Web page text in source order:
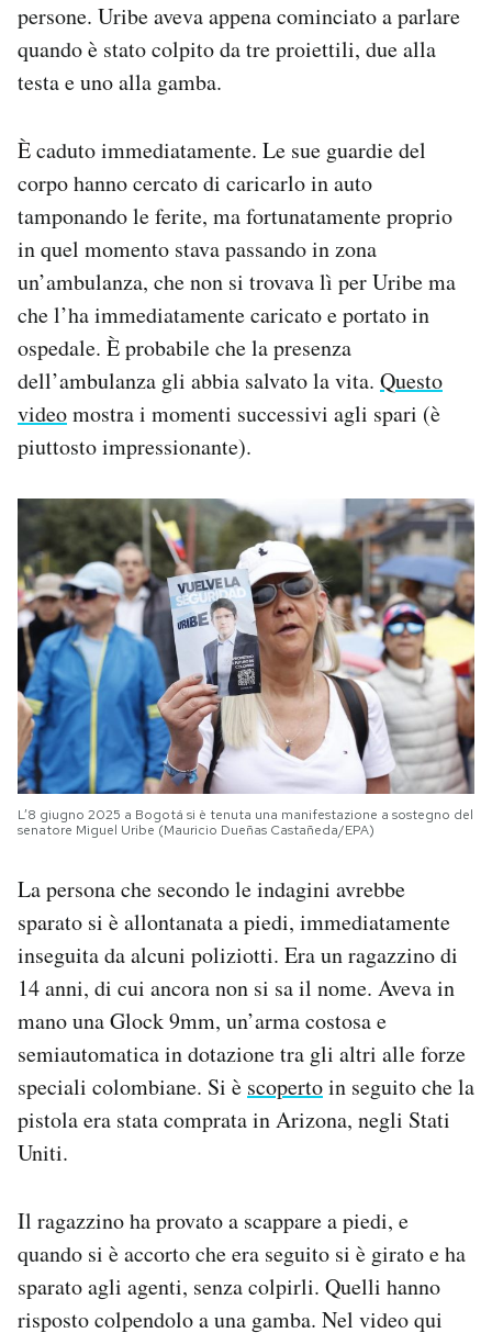
persone. Uribe aveva appena cominciato a parlare
quando è stato colpito da tre proiettili, due alla
testa e uno alla gamba.
È caduto immediatamente. Le sue guardie del
corpo hanno cercato di caricarlo in auto
tamponando le ferite, ma fortunatamente proprio
in quel momento stava passando in zona
un’ambulanza, che non si trovava lì per Uribe ma
che l’ha immediatamente caricato e portato in
ospedale. È probabile che la presenza
dell’ambulanza gli abbia salvato la vita. Questo
videomostra i momenti successivi agli spari (è
piuttosto impressionante).
L’8 giugno 2025 a Bogotá si è tenuta una manifestazione a sostegno del
senatore Miguel Uribe (Mauricio Dueñas Castañeda/EPA)
La persona che secondo le indagini avrebbe
sparato si è allontanata a piedi, immediatamente
inseguita da alcuni poliziotti. Era un ragazzino di
14 anni, di cui ancora non si sa il nome. Aveva in
mano una Glock 9mm, un’arma costosa e
semiautomatica in dotazione tra gli altri alle forze
speciali colombiane. Si è scopertoin seguito che la
pistola era stata comprata in Arizona, negli Stati
Uniti.
Il ragazzino ha provato a scappare a piedi, e
quando si è accorto che era seguito si è girato e ha
sparato agli agenti, senza colpirli. Quelli hanno
risposto colpendolo a una gamba. Nel video qui